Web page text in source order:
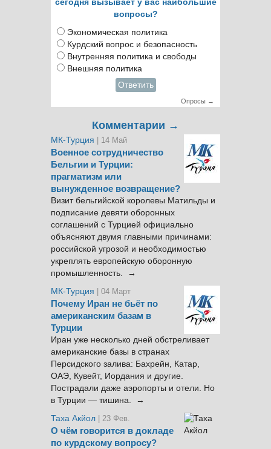
сегодня вызывает у вас наибольшие
вопросы?
Экономическая политика
Курдский вопрос и безопасность
Внутренняя политика и свободы
Внешняя политика
Ответить
Опросы →
Комментарии →
МК-Турция | 14 Май
Военное сотрудничество
Бельгии и Турции:
прагматизм или
вынужденное возвращение?
Визит бельгийской королевы Матильды и
подписание девяти оборонных
соглашений с Турцией официально
объясняют двумя главными причинами:
российской угрозой и необходимостью
укреплять европейскую оборонную
промышленность. →
МК-Турция
| 04 Март
Почему Иран не бьёт по
американским базам в
Турции
Иран уже несколько дней обстреливает
американские базы в странах
Персидского залива: Бахрейн, Катар,
ОАЭ, Кувейт, Иордания и другие.
Пострадали даже аэропорты и отели. Но
в Турции — тишина. →
Таха Акйол | 23 Фев.
О чём говорится в докладе
по курдскому вопросу?